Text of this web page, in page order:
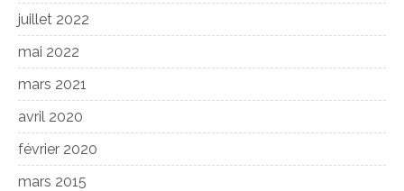
juillet 2022
mai 2022
mars 2021
avril 2020
février 2020
mars 2015